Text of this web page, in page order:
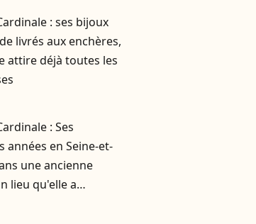
: ses bijoux
livrés aux enchères,
attire déjà toutes les
: Ses
années en Seine-et-
une ancienne
lieu qu'elle a